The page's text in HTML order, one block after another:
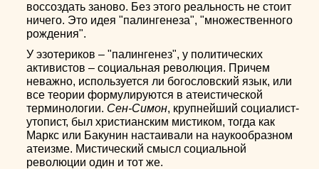
воссоздать заново. Без этого реальность не стоит
ничего. Это идея "палингенеза", "множественного
рождения".
У эзотериков – "палингенез", у политических
активистов – социальная революция. Причем
неважно, используется ли богословский язык, или
все теории формулируются в атеистической
терминологии. Сен-Симон, крупнейший социалист-
утопист, был христианским мистиком, тогда как
Маркс или Бакунин настаивали на наукообразном
атеизме. Мистический смысл социальной
революции один и тот же.